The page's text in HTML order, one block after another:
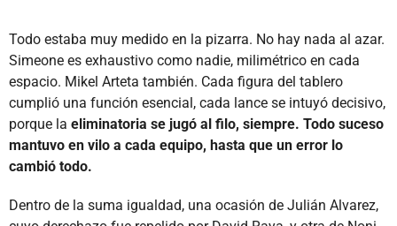
Todo estaba muy medido en la pizarra. No hay nada al azar.
Simeone es exhaustivo como nadie, milimétrico en cada
espacio. Mikel Arteta también. Cada figura del tablero
cumplió una función esencial, cada lance se intuyó decisivo,
porque la eliminatoria se jugó al filo, siempre. Todo suceso
mantuvo en vilo a cada equipo, hasta que un error lo
cambió todo.
Dentro de la suma igualdad, una ocasión de Julián Alvarez,